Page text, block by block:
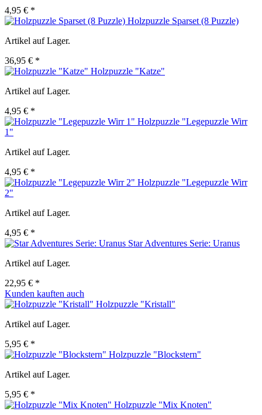
4,95 € *
Holzpuzzle Sparset (8 Puzzle)
Artikel auf Lager.
36,95 € *
Holzpuzzle "Katze"
Artikel auf Lager.
4,95 € *
Holzpuzzle "Legepuzzle Wirr
1"
Artikel auf Lager.
4,95 € *
Holzpuzzle "Legepuzzle Wirr
2"
Artikel auf Lager.
4,95 € *
Star Adventures Serie: Uranus
Artikel auf Lager.
22,95 € *
Kunden kauften auch
Holzpuzzle "Kristall"
Artikel auf Lager.
5,95 € *
Holzpuzzle "Blockstern"
Artikel auf Lager.
5,95 € *
Holzpuzzle "Mix Knoten"